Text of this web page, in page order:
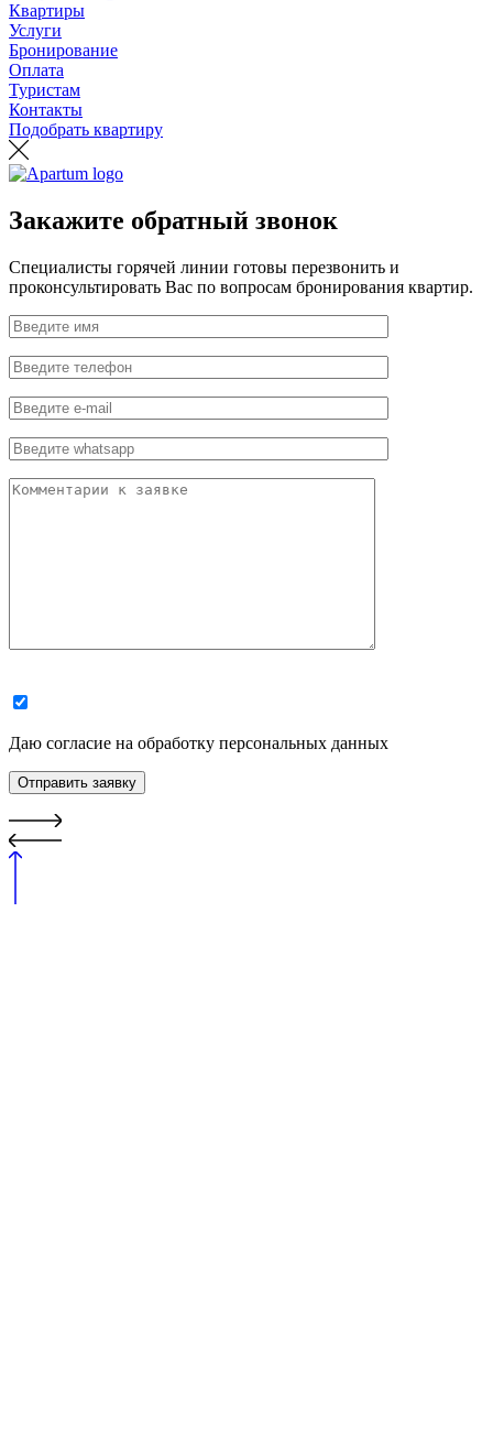
Квартиры
Услуги
Бронирование
Оплата
Туристам
Контакты
Подобрать квартиру
Закажите обратный звонок
Специалисты горячей линии готовы перезвонить и
проконсультировать Вас по вопросам бронирования квартир.
Даю согласие на обработку персональных данных
Отправить заявку